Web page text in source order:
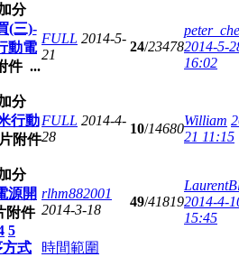
(三)-
動電
...
FULL 2014-5-
21
24/234782014-5-
16:02
行動 FULL 2014-4-
28
10/14680
William
21 11:15
源開
5
rlhm882001
2014-3-18
49/418192014-4-
15:45
式 時間範圍